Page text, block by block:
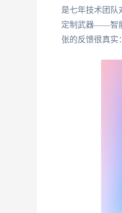
是七年技术团队
定制武器——智
张的反馈很真实